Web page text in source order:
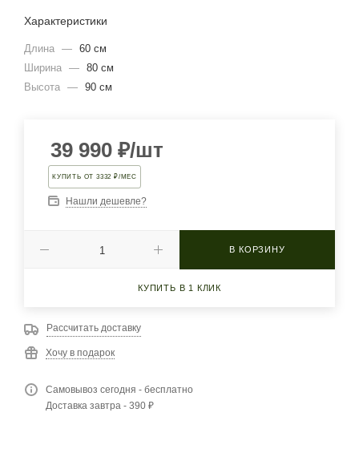
Характеристики
Длина — 60 см
Ширина — 80 см
Высота — 90 см
39 990 ₽/шт
КУПИТЬ ОТ 3332 ₽/МЕС
Нашли дешевле?
В КОРЗИНУ
КУПИТЬ В 1 КЛИК
Рассчитать доставку
Хочу в подарок
Самовывоз сегодня - бесплатно
Доставка завтра - 390 ₽